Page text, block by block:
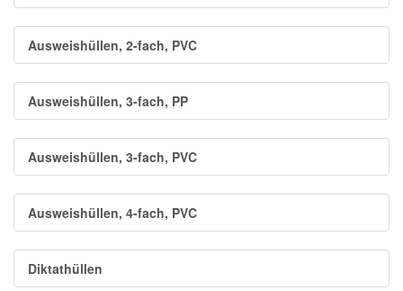
Ausweishüllen, 2-fach, PVC
Ausweishüllen, 3-fach, PP
Ausweishüllen, 3-fach, PVC
Ausweishüllen, 4-fach, PVC
Diktathüllen